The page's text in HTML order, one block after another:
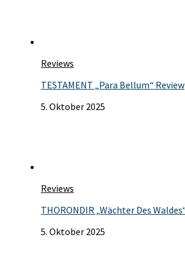
Reviews
TESTAMENT „Para Bellum“ Review
5. Oktober 2025
Reviews
THORONDIR „Wächter Des
5. Oktober 2025